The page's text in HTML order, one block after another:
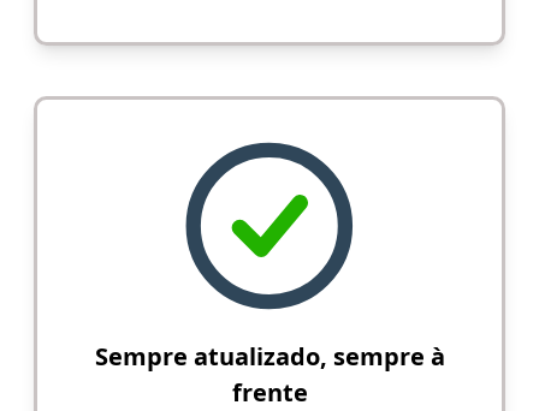
Sempre atualizado, sempre à
frente